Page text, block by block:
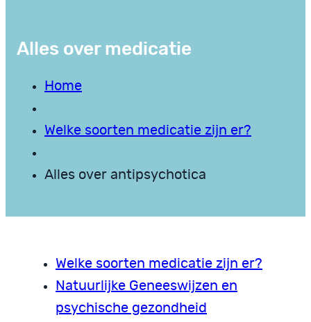
Alles over medicatie
Home
Welke soorten medicatie zijn er?
Alles over antipsychotica
Welke soorten medicatie zijn er?
Natuurlijke Geneeswijzen en
psychische gezondheid